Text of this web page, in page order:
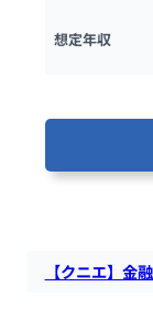
想定年収
【クニエ】金